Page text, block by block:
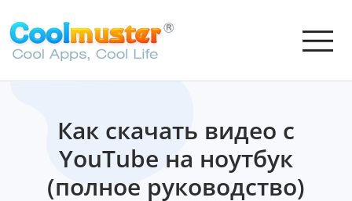
Как скачать видео с
YouTube на ноутбук
(полное руководство)